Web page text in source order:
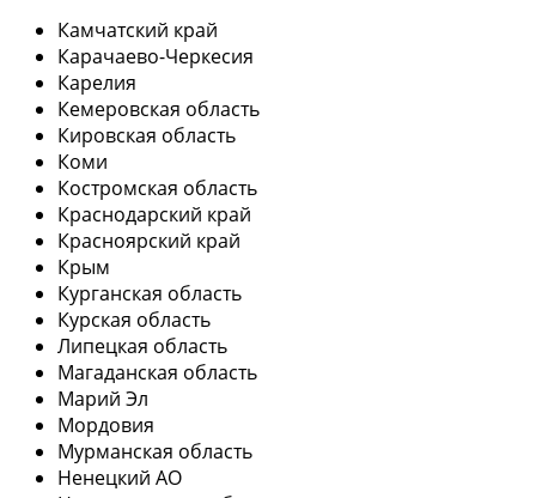
Камчатский край
Карачаево-Черкесия
Карелия
Кемеровская область
Кировская область
Коми
Костромская область
Краснодарский край
Красноярский край
Крым
Курганская область
Курская область
Липецкая область
Магаданская область
Марий Эл
Мордовия
Мурманская область
Ненецкий АО